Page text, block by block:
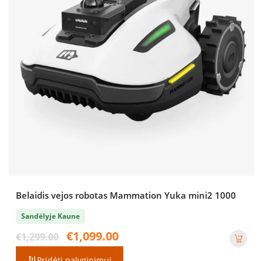
Belaidis vejos robotas Mammation Yuka mini2 1000
Sandėlyje Kaune
€1,299.00
Original
price
was:
€1,099.00